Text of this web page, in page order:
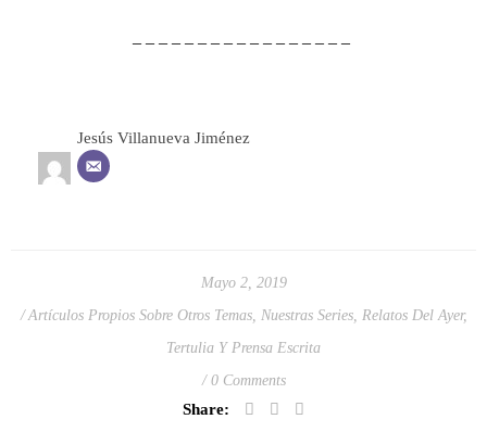
– – – – – – – – – – – – – – – – –
Jesús Villanueva Jiménez
Mayo 2, 2019
Artículos Propios Sobre Otros Temas, Nuestras Series, Relatos Del Ayer,
Tertulia Y Prensa Escrita
0 Comments
Share: